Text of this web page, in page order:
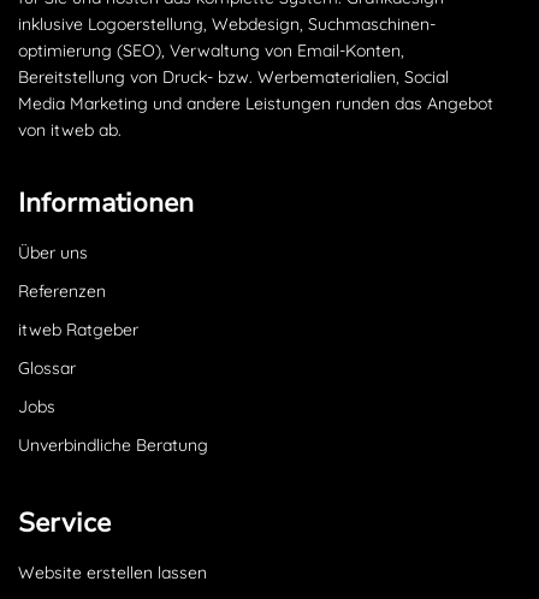
inklusive Logoerstellung, Webdesign, Suchmaschinen­
optimierung (SEO), Verwaltung von Email-Konten,
Bereitstellung von Druck- bzw. Werbematerialien, Social
Media Marketing und andere Leistungen runden das Angebot
von itweb ab.
Informationen
Über uns
Referenzen
itweb Ratgeber
Glossar
Jobs
Unverbindliche Beratung
Service
Website erstellen lassen